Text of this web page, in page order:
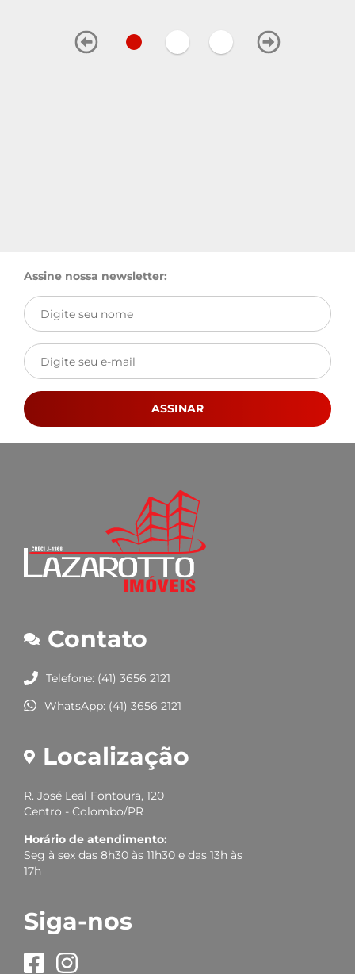
Assine nossa newsletter:
ASSINAR
Contato
Telefone: (41) 3656 2121
WhatsApp: (41) 3656 2121
Localização
R. José Leal Fontoura, 120
Centro - Colombo/PR
Horário de atendimento:
Seg à sex das 8h30 às 11h30 e das 13h às
17h
Siga-nos